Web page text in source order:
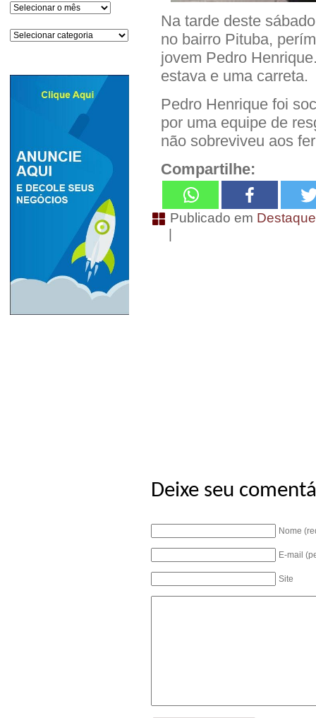
Arquivos
Categorias
Na tarde deste
no bairro Pituba,
jovem Pedro
estava e uma carreta.
Pedro Henrique foi
por uma equipe de
não sobreviveu aos
Compartilhe:
Publicado em
|
Deixe seu
Nome
E-mail
Site